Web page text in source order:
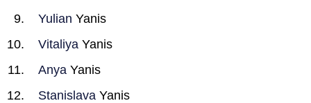
Yulian Yanis
Vitaliya Yanis
Anya Yanis
Stanislava Yanis